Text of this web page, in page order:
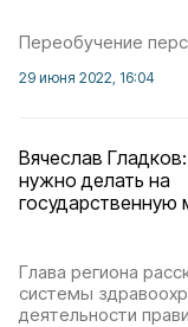
Переобучение
29 июня 2022, 16:04
Вячеслав
нужно делать на
государственную
Глава региона
системы
деятельности